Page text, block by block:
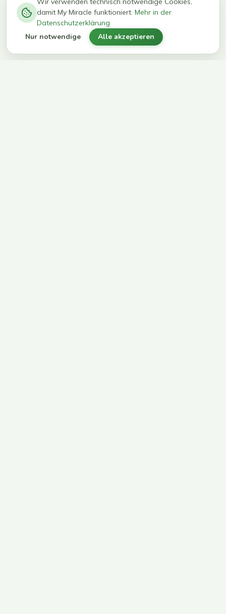
kg in 12
Wochen
erreichen
ihr Ziel
damit My Miracle funktioniert. Mehr in der
Datenschutzerklärung
Nur notwendige Alle akzeptieren